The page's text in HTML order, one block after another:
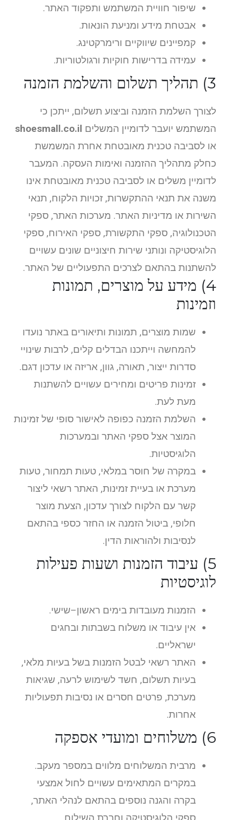
שיפור חוויית המשתמש ותפקוד האתר.
אבטחת מידע ומניעת הונאות.
קמפיינים שיווקיים ורימרקטינג.
עמידה בדרישות חוקיות ורגולטוריות.
3) תהליך תשלום והשלמת הזמנה
לצורך השלמת הזמנה וביצוע תשלום, ייתכן כי
המשתמש יועבר לדומיין המשלים shoesmall.co.il
או לסביבה טכנית מאובטחת אחרת המשמשת
כחלק מתהליך ההזמנה ואימות העסקה. המעבר
לדומיין משלים או לסביבה טכנית מאובטחת אינו
משנה את תנאי ההתקשרות, זכויות הלקוח, תנאי
השירות או מדיניות האתר. מערכות האתר, ספקי
הטכנולוגיה, ספקי התקשורת, ספקי האירוח, ספקי
הלוגיסטיקה ונותני שירות חיצוניים שונים עשויים
להשתנות בהתאם לצרכים התפעוליים של האתר.
4) מידע על מוצרים, תמונות
וזמינות
שמות מוצרים, תמונות ותיאורים באתר נועדו
להמחשה וייתכנו הבדלים קלים, לרבות שינויי
סדרות ייצור, תאורה, גוון, אריזה או עדכון דגם.
זמינות פריטים ומחירים עשויים להשתנות
מעת לעת.
השלמת הזמנה כפופה לאישור סופי של זמינות
המוצר אצל ספקי האתר ובמערכות
הלוגיסטיות.
במקרה של חוסר במלאי, טעות תמחור, טעות
מערכת או בעיית זמינות, האתר רשאי ליצור
קשר עם הלקוח לצורך עדכון, הצעת מוצר
חלופי, ביטול הזמנה או החזר כספי בהתאם
לנסיבות ולהוראות הדין.
5) עיבוד הזמנות ושעות פעילות
לוגיסטיות
הזמנות מעובדות בימים ראשון–שישי.
אין עיבוד או משלוח בשבתות ובחגים
ישראליים.
האתר רשאי לבטל הזמנות בשל בעיות מלאי,
בעיות תשלום, חשד לשימוש לרעה, שגיאות
מערכת, פרטים חסרים או נסיבות תפעוליות
אחרות.
6) משלוחים ומועדי אספקה
מרבית המשלוחים מלווים במספר מעקב.
במקרים המתאימים עשויים לחול אמצעי
בקרה והגנה נוספים בהתאם לנהלי האתר,